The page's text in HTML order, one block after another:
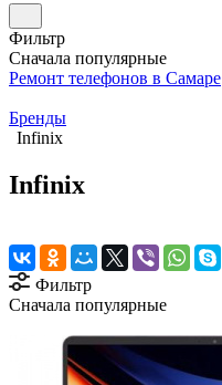
Фильтр
Сначала популярные
Ремонт телефонов в Самаре
Бренды
Infinix
Infinix
Фильтр
Сначала популярные